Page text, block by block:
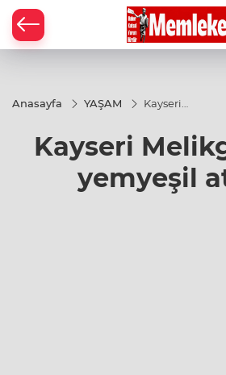
Anasayfa YAŞAM
Kayseri
atılım
Kayseri
yemyeşil